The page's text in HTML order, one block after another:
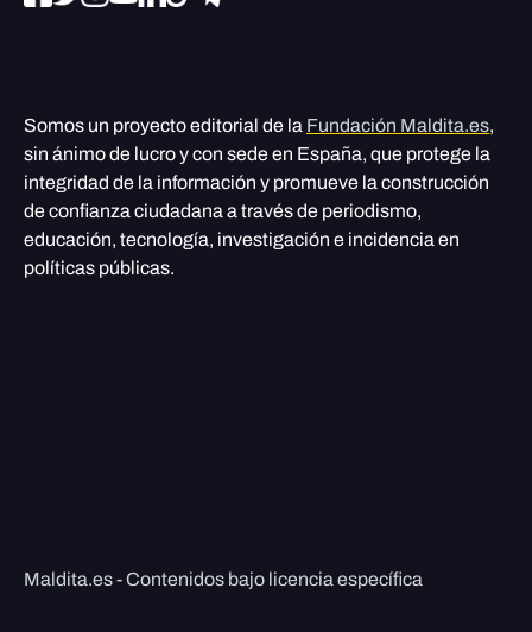
Somos un proyecto editorial de la Fundación Maldita.es,
sin ánimo de lucro y con sede en España, que protege la
integridad de la información y promueve la construcción
de confianza ciudadana a través de periodismo,
educación, tecnología, investigación e incidencia en
políticas públicas.
Maldita.es - Contenidos bajo licencia específica